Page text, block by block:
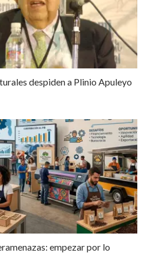
despiden a Plinio Apuleyo
empezar por lo